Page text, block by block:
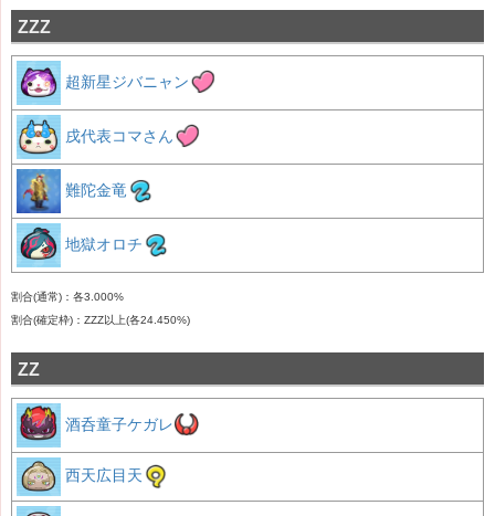
ZZZ
超新星ジバニャン
戌代表コマさん
難陀金竜
地獄オロチ
割合(通常)：各3.000%
割合(確定枠)：ZZZ以上(各24.450%)
ZZ
酒呑童子ケガレ
西天広目天